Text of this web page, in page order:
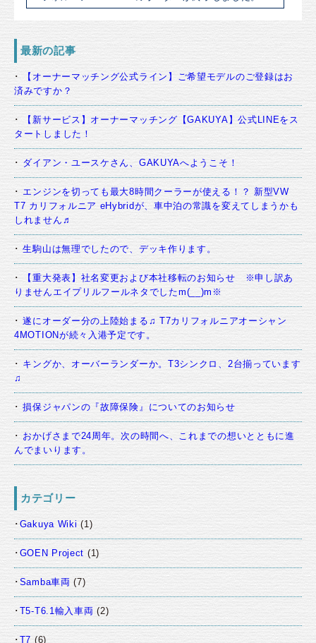
最新の記事
【オーナーマッチング公式ライン】ご希望モデルのご登録はお
済みですか？
【新サービス】オーナーマッチング【GAKUYA】公式LINEをス
タートしました！
ダイアン・ユースケさん、GAKUYAへようこそ！
エンジンを切っても最大8時間クーラーが使える！？ 新型VW
T7 カリフォルニア eHybridが、車中泊の常識を変えてしまうかも
しれません♬
生駒山は無理でしたので、デッキ作ります。
【重大発表】社名変更および本社移転のお知らせ ※申し訳あ
りませんエイプリルフールネタでしたm(__)m※
遂にオーダー分の上陸始まる♫ T7カリフォルニアオーシャン
4MOTIONが続々入港予定です。
キングか、オーバーランダーか。T3シンクロ、2台揃っています
♫
損保ジャパンの『故障保険』についてのお知らせ
おかげさまで24周年。次の時間へ、これまでの想いとともに進
んでまいります。
カテゴリー
Gakuya Wiki (1)
GOEN Project (1)
Samba車両 (7)
T5-T6.1輸入車両 (2)
T7 (6)